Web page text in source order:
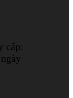
cấp: